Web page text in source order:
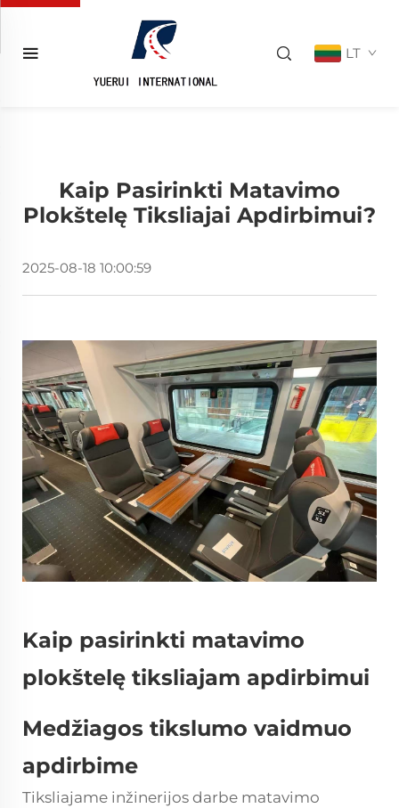
LT
Kaip Pasirinkti Matavimo
Plokštelę Tiksliajai Apdirbimui?
2025-08-18 10:00:59
Kaip pasirinkti matavimo
plokštelę tiksliajam apdirbimui
Medžiagos tikslumo vaidmuo
apdirbime
Tiksliajame inžinerijos darbe matavimo